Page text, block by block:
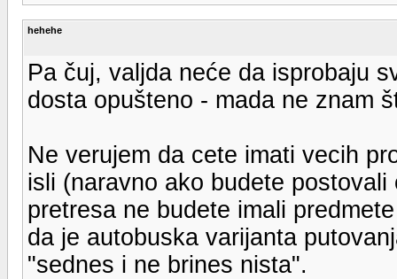
hehehe
Pa čuj, valjda neće da isprobaju
dosta opušteno - mada ne znam
Ne verujem da cete imati vecih
isli (naravno ako budete
pretresa ne budete imali
da je autobuska varijanta
"sednes i ne brines nista".